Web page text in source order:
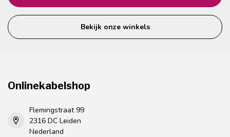
Bekijk onze winkels
Onlinekabelshop
Flemingstraat 99
2316 DC Leiden
Nederland